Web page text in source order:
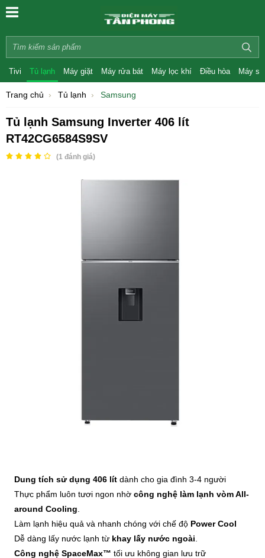
Tivi Tủ lạnh Máy giặt Máy rửa bát Máy lọc khí Điều hòa Máy
Trang chủ Tủ lạnh Samsung
Tủ lạnh Samsung Inverter 406 lít
RT42CG6584S9SV
(1 đánh giá)
Dung tích sử dụng 406 lít dành cho gia đình 3-4 người
Thực phẩm luôn tươi ngon nhờ công nghệ làm lạnh vòm All-
around Cooling
Làm lạnh hiệu quả và nhanh chóng với chế độ Power Cool
Dễ dàng lấy nước lạnh từ khay lấy nước ngoài
Công nghệ SpaceMax™ tối ưu không gian lưu trữ